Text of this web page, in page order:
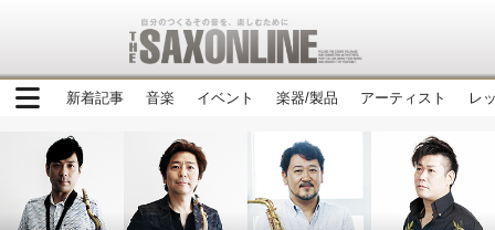
新着記事 音楽 イベント 楽器/製品 アーティスト レ